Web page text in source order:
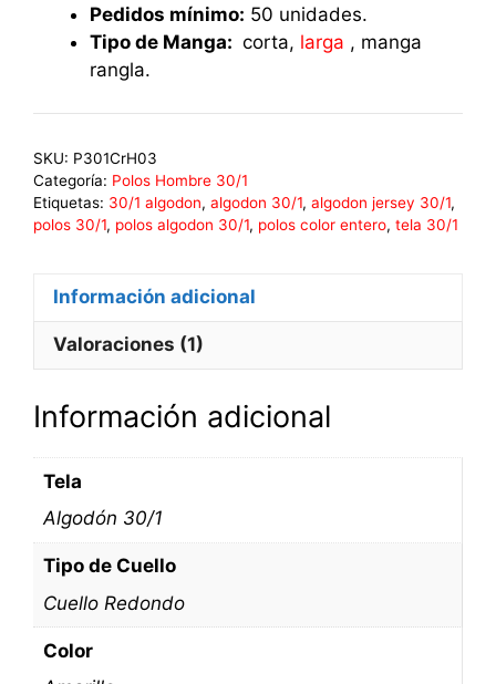
Pedidos mínimo: 50 unidades.
Tipo de Manga: corta, larga , manga
rangla.
SKU: P301CrH03
Categoría: Polos Hombre 30/1
Etiquetas: 30/1 algodon, algodon 30/1, algodon jersey 30/1,
polos 30/1, polos algodon 30/1, polos color entero, tela 30/1
Información adicional
Valoraciones (1)
Información adicional
Tela
Algodón 30/1
Tipo de Cuello
Cuello Redondo
Color